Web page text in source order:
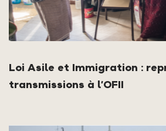
Loi Asile et Immigration :
transmissions à l’OFII